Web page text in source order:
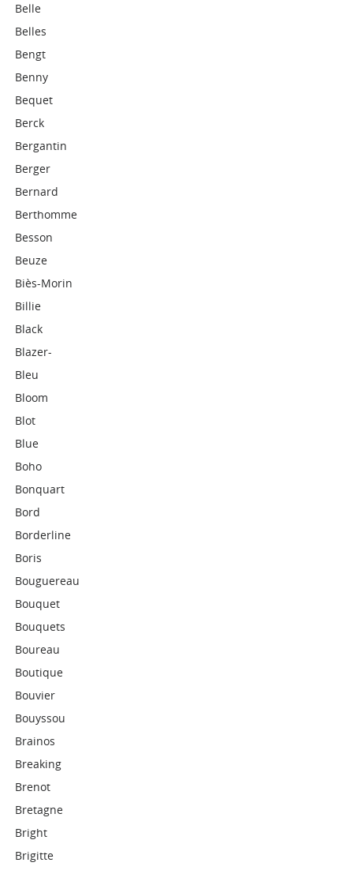
Belle
Belles
Bengt
Benny
Bequet
Berck
Bergantin
Berger
Bernard
Berthomme
Besson
Beuze
Biès-Morin
Billie
Black
Blazer-
Bleu
Bloom
Blot
Blue
Boho
Bonquart
Bord
Borderline
Boris
Bouguereau
Bouquet
Bouquets
Boureau
Boutique
Bouvier
Bouyssou
Brainos
Breaking
Brenot
Bretagne
Bright
Brigitte